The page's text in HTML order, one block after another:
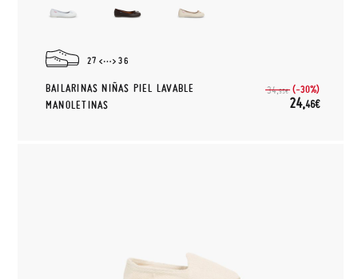
27 36
BAILARINAS NIÑAS PIEL LAVABLE
MANOLETINAS
34,95€ (-30%)
24,46€